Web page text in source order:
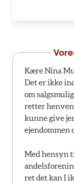
Kære Nina
Det er ikke
om
retter
kunne give
ejendommen
Med hensyn
ret det kan I